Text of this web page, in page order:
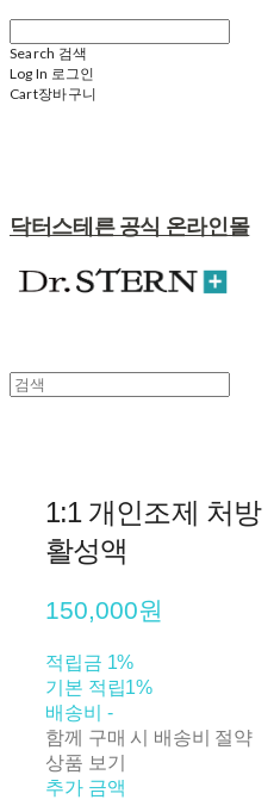
Search 검색
Log In 로그인
Cart장바구니
닥터스테른 공식 온라인몰
1:1 개인조제 처방
활성액
150,000원
적립금 1%
기본 적립1%
배송비 -
함께 구매 시 배송비 절약
상품 보기
추가 금액